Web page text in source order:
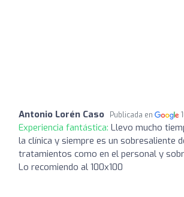
Antonio Lorén Caso Publicada en
Experiencia fantástica: Llevo mucho
la clínica y siempre es un sobresaliente
tratamientos como en el personal y
Lo recomiendo al 100x100